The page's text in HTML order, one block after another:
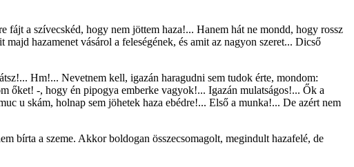
a szívecskéd, hogy nem jöttem haza!... Hanem hát ne mondd, hogy rossz
hazamenet vásárol a feleségének, és amit az nagyon szeret... Dicső
Hm!... Nevetnem kell, igazán haragudni sem tudok érte, mondom:
őket! -, hogy én pipogya emberke vagyok!... Igazán mulatságos!... Ők a
u skám, holnap sem jöhetek haza ebédre!... Első a munka!... De azért nem
bírta a szeme. Akkor boldogan összecsomagolt, megindult hazafelé, de